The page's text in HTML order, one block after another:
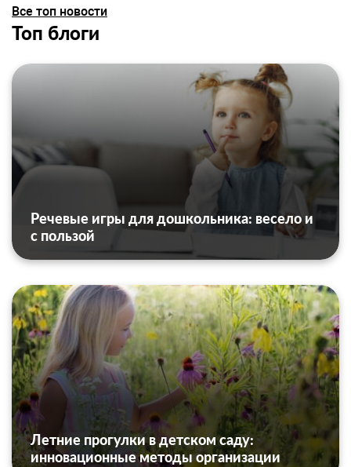
Все топ новости
Топ блоги
Речевые игры для дошкольника: весело и
с пользой
Летние прогулки в детском саду:
инновационные методы организации